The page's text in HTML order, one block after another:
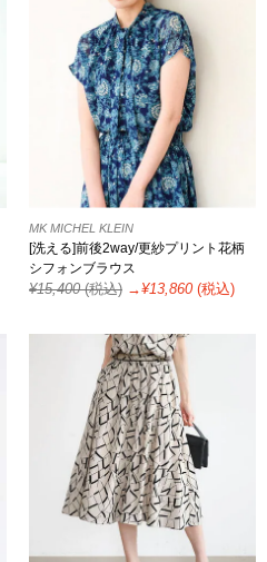
MK MICHEL KLEIN
[洗える]前後2way/更紗プリント花柄
シフォンブラウス
¥15,400 (税込) →¥13,860 (税込)